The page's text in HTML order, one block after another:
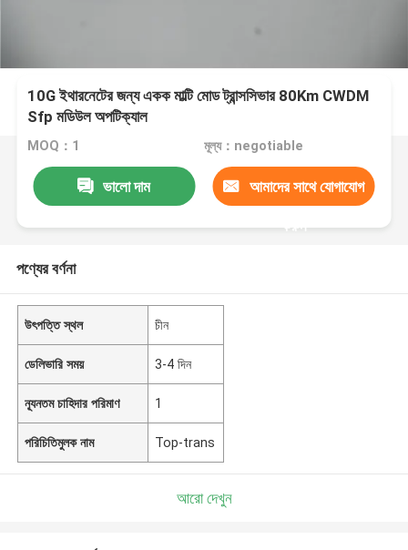
10G ইথারনেটের জন্য একক মাল্টি মোড ট্রান্সসিভার 80Km CWDM
Sfp মডিউল অপটিক্যাল
MOQ：1 মূল্য：negotiable
ভালো দাম আমাদের সাথে যোগাযোগ
করুন
পণ্যের বর্ণনা
উৎপত্তি স্থল চীন
ডেলিভারি সময় 3-4 দিন
ন্যূনতম চাহিদার পরিমাণ 1
পরিচিতিমুলক নাম Top-trans
আরো দেখুন